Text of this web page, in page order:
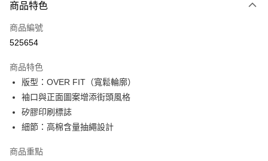
信用卡
Apple Pay
AlipayHK
WeChat Pay
送貨方式
付款後順豐站及營業點
商品特色
商品編號
525654
商品特色
版型：OVER FIT（寬鬆輪廓）
袖口與正面圖案增添街頭風格
矽膠印刷標誌
細節：高棉含量抽繩設計
商品重點